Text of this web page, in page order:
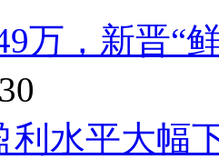
万，新晋“
利水平大幅